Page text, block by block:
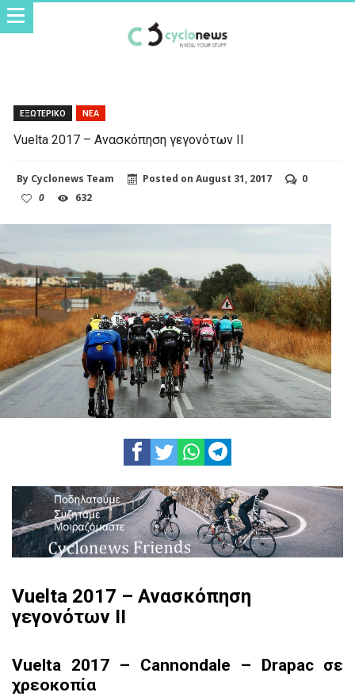
ΕΞΩΤΕΡΙΚΟ ΝΕΑ
Vuelta 2017 – Ανασκόπηση γεγονότων II
By Cyclonews Team Posted onAugust 31, 2017
0
0
632
Vuelta 2017 – Ανασκόπηση
γεγονότων II
Vuelta 2017 – Cannondale – Drapac σε
χρεοκοπία